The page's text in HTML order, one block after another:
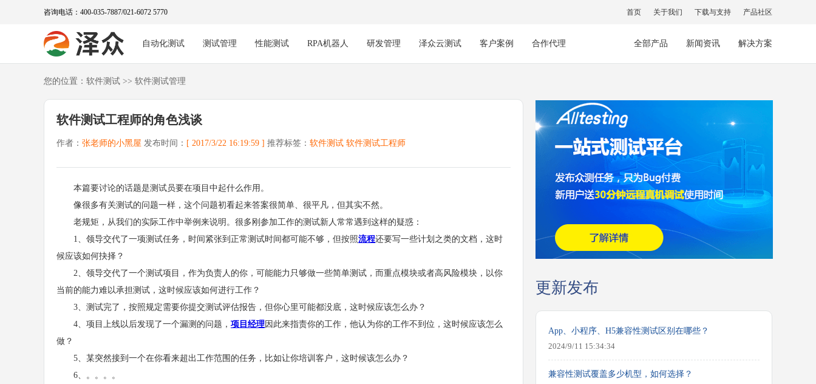
咨询电话：400-035-7887/021-6072 5770 首页 关于我们 下载与支持 产品社区
自动化测试 测试管理 性能测试 RPA机器人 研发管理 泽众云测试 客户案例 合作代理 全部产品 新闻资讯 解决方案
您的位置： 软件测试 >> 软件测试管理
软件测试工程师的角色浅谈
作者： 张老师的小黑屋 发布时间： [ 2017/3/22 16:19:59 ] 推荐标签： 软件测试 软件测试工程师
本篇要讨论的话题是测试员要在项目中起什么作用。
像很多有关测试的问题一样，这个问题初看起来答案很简单、很平凡，但其实不然。
老规矩，从我们的实际工作中举例来说明。很多刚参加工作的测试新人常常遇到这样的疑惑：
1、领导交代了一项测试任务，时间紧张到正常测试时间都可能不够，但按照流程还要写一些计划之类的文档，这时
候应该如何抉择？
2、领导交代了一个测试项目，作为负责人的你，可能能力只够做一些简单测试，而重点模块或者高风险模块，以你
当前的能力难以承担测试，这时候应该如何进行工作？
3、测试完了，按照规定需要你提交测试评估报告，但你心里可能都没底，这时候应该怎么办？
4、项目上线以后发现了一个漏测的问题， 项目经理因此来指责你的工作，他认为你的工作不到位，这时候应该怎么
做？
5、某突然接到一个在你看来超出工作范围的任务，比如让你培训客户，这时候该怎么办？
6、。。。。
更新发布
App、小程序、H5兼容性测试区别在哪些？
2024/9/11 15:34:34
兼容性测试覆盖多少机型，如何选择？